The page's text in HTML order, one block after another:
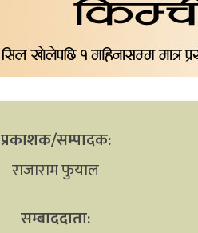
प्रकाशक/सम्पादक:
राजाराम फुयाल
सम्बाददाता: